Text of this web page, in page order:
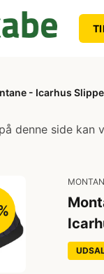
- Icarhus
denne side kan